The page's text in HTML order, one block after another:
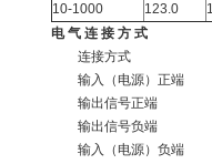
10-1000
123.0
电 气 连 接 方 式
连接方式
输入（电源）正端
输出信号正端
输出信号负端
输入（电源）负端